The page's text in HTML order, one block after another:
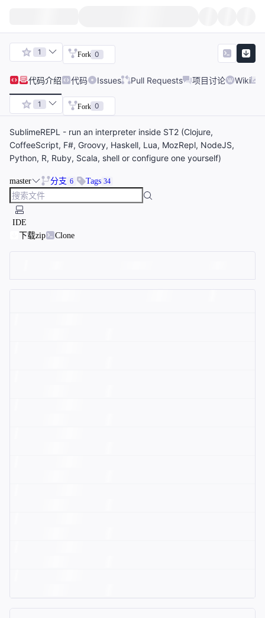
1 Fork 0
代码介绍 代码 Issues Pull Requests 项目讨论 Wiki
1 Fork 0
SublimeREPL - run an interpreter inside ST2 (Clojure,
CoffeeScript, F#, Groovy, Haskell, Lua, MozRepl, NodeJS,
Python, R, Ruby, Scala, shell or configure one yourself)
master 分支 6 Tags 34
IDE
下载zip
Clone